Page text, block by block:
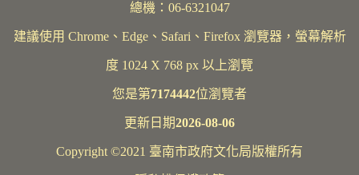
總機：06-6321047
建議使用 Chrome、Edge、Safari、Firefox 瀏覽器，螢幕解析
度 1024 X 768 px 以上瀏覽
您是第7174442位瀏覽者
更新日期2026-08-06
Copyright ©2021 臺南市政府文化局版權所有